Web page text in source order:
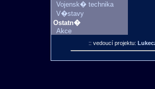
Vojensk� technika
V�stavy
Ostatn�
Akce
:: vedoucí projektu: